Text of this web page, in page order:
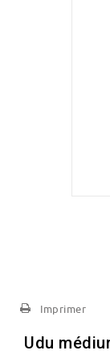
Imprimer
Udu